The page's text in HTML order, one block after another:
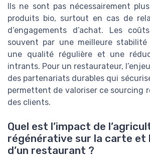
Ils ne sont pas nécessairement
produits bio, surtout en cas de
d’engagements d’achat. Les
souvent par une meilleure stabilité
une qualité régulière et une
intrants. Pour un restaurateur,
des partenariats durables qui
permettent de valoriser ce sourcing
des clients.
Quel est l’impact de
régénérative sur la carte et
d’un restaurant ?